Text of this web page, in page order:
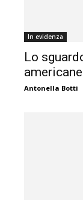
In evidenza
Lo
Antonella Botti